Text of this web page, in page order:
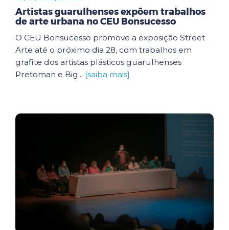
Artistas guarulhenses expõem trabalhos
de arte urbana no CEU Bonsucesso
O CEU Bonsucesso promove a exposição Street
Arte até o próximo dia 28, com trabalhos em
grafite dos artistas plásticos guarulhenses
Pretoman e Big... [saiba mais]